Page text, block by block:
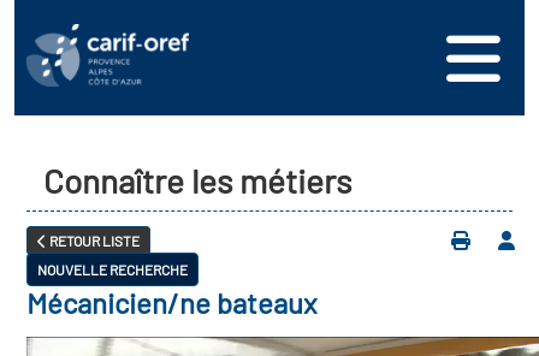
Connaître les métiers
RETOUR LISTE
NOUVELLE RECHERCHE
Mécanicien/ne bateaux